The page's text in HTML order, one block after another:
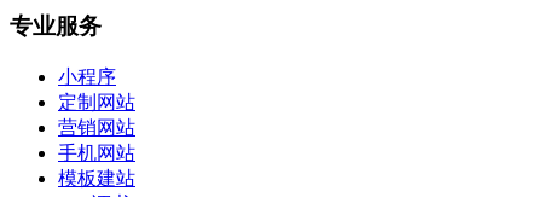
专业服务
小程序
定制网站
营销网站
手机网站
模板建站